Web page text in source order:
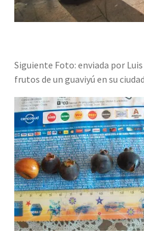
Siguiente Foto: enviada por
frutos de un guaviyú en su